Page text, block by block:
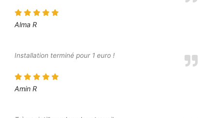
Alma R
Installation terminé pour 1 euro !
Amin R